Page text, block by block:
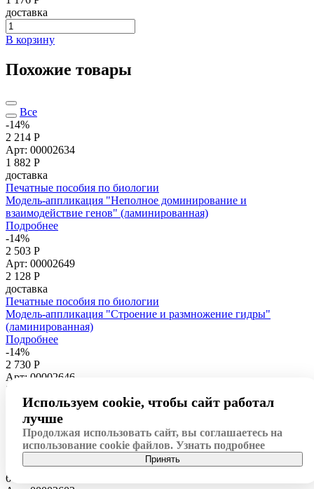
доставка
В корзину
Похожие товары
Все
-14%
2 214 Р
Арт: 00002634
1 882 Р
доставка
Печатные пособия по биологии
Модель-аппликация "Неполное доминирование и
взаимодействие генов" (ламинированная)
Подробнее
-14%
2 503 Р
Арт: 00002649
2 128 Р
доставка
Печатные пособия по биологии
Модель-аппликация "Строение и размножение гидры"
(ламинированная)
Подробнее
-14%
2 730 Р
Арт: 00002646
2 321
доставка
Печатные пособия по биологии
Модель-аппликация "Разнообразие высших хордовых 1.
Пресмыкающиеся и птицы" (ламинированная)
Подробнее
-14%
6 405 Р
Используем cookie, чтобы сайт работал
лучше
Продолжая использовать сайт, вы соглашаетесь на
использование cookie файлов. Узнать подробнее
Принять